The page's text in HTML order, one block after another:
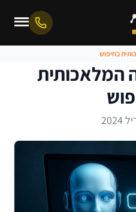
בחיפוש
המלאכותית